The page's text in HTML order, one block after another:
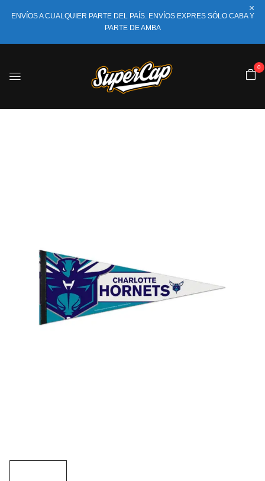
ENVÍOS A CUALQUIER PARTE DEL PAÍS. ENVÍOS EXPRES SÓLO CABA Y
PARTE DE AMBA
0